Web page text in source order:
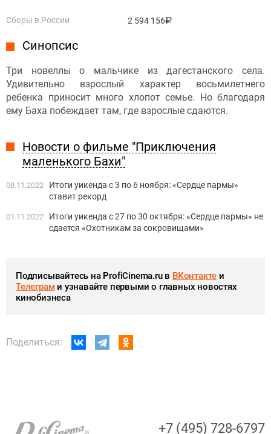
Сборы в России 2 594 156руб.
Синопсис
Три новеллы о мальчике из дагестанского села.
Удивительно взрослый характер восьмилетнего
ребенка приносит много хлопот семье. Но благодаря
ему Баха побеждает там, где взрослые сдаются.
Новости о фильме "Приключения
маленького Бахи"
08.11.2022
Итоги уикенда с 3 по 6 ноября: «Сердце пармы»
ставит рекорд
01.11.2022
Итоги уикенда с 27 по 30 октября: «Сердце пармы» не
сдается «Охотникам за сокровищами»
Подписывайтесь на ProfiCinema.ru в ВКонтакте и
Телеграми узнавайте первыми о главных новостях
кинобизнеса
Поделиться:
+7 (495) 728-6797